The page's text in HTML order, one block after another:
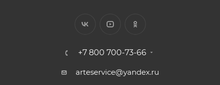
+7 800 700-73-66
arteservice@yandex.ru